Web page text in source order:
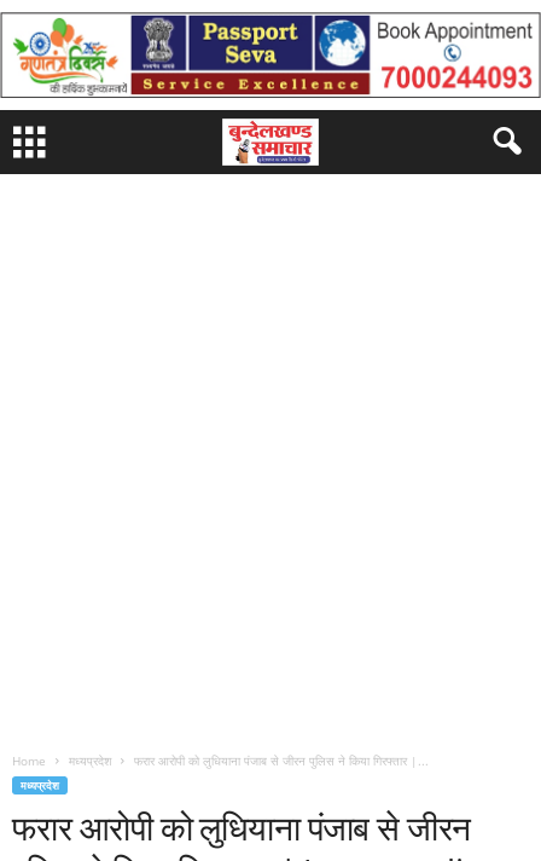
Home मध्यप्रदेश फरार आरोपी को लुधियाना पंजाब से जीरन पुलिस ने किया गिरफ्तार |...
मध्यप्रदेश
फरार आरोपी को लुधियाना पंजाब से जीरन